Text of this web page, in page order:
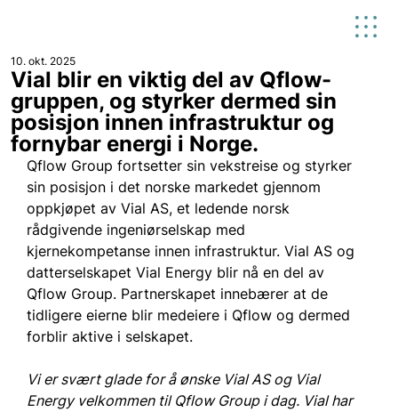
Vial blir en viktig del av Qflow-
gruppen, og styrker dermed sin
posisjon innen infrastruktur og
fornybar energi i Norge.
10. okt. 2025
Qflow Group fortsetter sin vekstreise og styrker
sin posisjon i det norske markedet gjennom
oppkjøpet av Vial AS, et ledende norsk
rådgivende ingeniørselskap med
kjernekompetanse innen infrastruktur. Vial AS og
datterselskapet Vial Energy blir nå en del av
Qflow Group. Partnerskapet innebærer at de
tidligere eierne blir medeiere i Qflow og dermed
forblir aktive i selskapet.
Vi er svært glade for å ønske Vial AS og Vial
Energy velkommen til Qflow Group i dag. Vial har